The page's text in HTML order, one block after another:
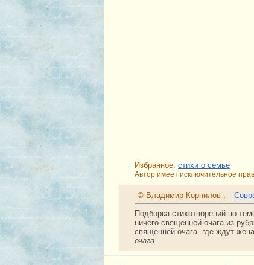
Избранное: стихи о семье
Автор имеет исключительное
© Владимир Корнилов :
Подборка стихотворений по
ничего священней очага из
священней очага, где ждут
очага